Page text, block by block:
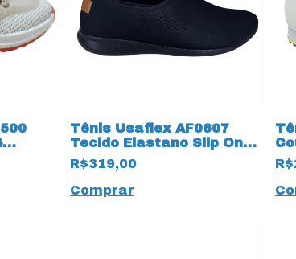
Tênis Usaflex AF0607
Tecido Elastano Slip On
18136 Preto
R$319,00
Comprar